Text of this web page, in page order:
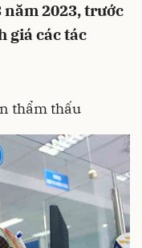
năm 2023, trước
giá các tác
thẩm thấu